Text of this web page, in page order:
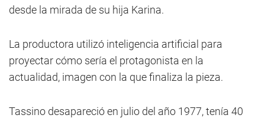
desde la mirada de su hija Karina.
La productora utilizó inteligencia artificial para
proyectar cómo sería el protagonista en la
actualidad, imagen con la que finaliza la pieza.
Tassino desapareció en julio del año 1977, tenía 40